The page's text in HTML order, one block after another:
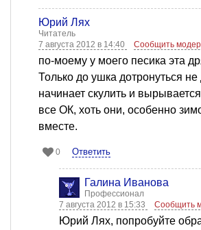
Юрий Лях
Читатель
7 августа 2012 в 14:40
Сообщить
по-моему у моего песика эта
Только до ушка дотронуться не
начинает скулить и
все ОК, хоть они, особенно
вместе.
0 Ответить
Галина Иванова
Профессионал
7 августа 2012 в 15:33
Сообщить
Юрий Лях, попробуйте